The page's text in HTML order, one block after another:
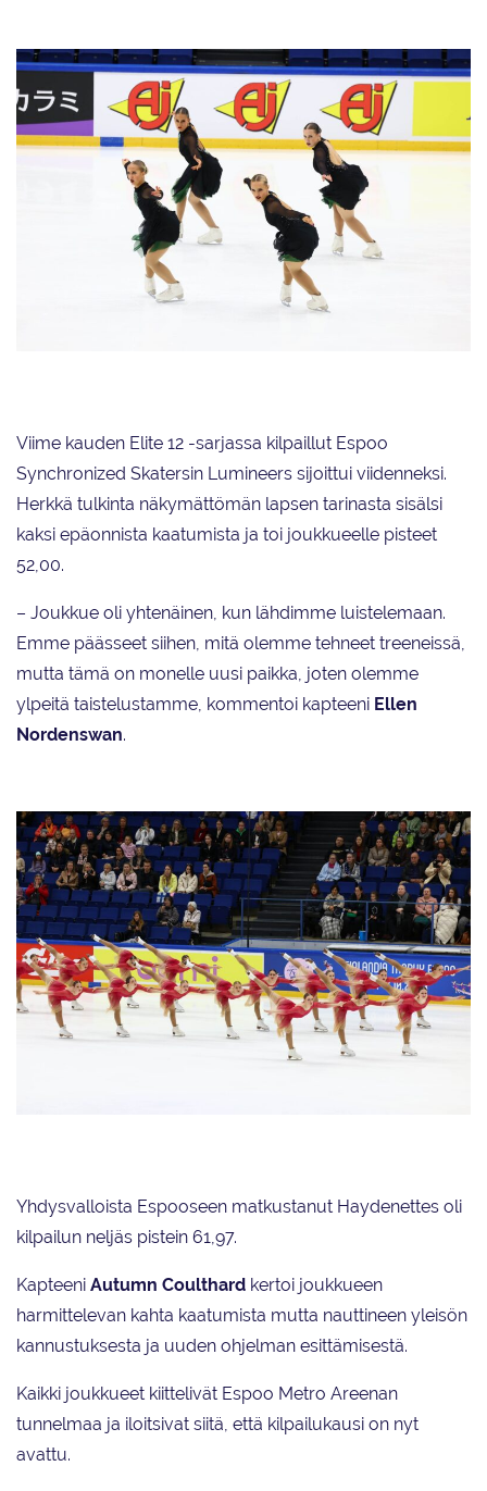
Viime kauden Elite 12 -sarjassa kilpaillut Espoo
Synchronized Skatersin Lumineers sijoittui viidenneksi.
Herkkä tulkinta näkymättömän lapsen tarinasta sisälsi
kaksi epäonnista kaatumista ja toi joukkueelle pisteet
52,00.
– Joukkue oli yhtenäinen, kun lähdimme luistelemaan.
Emme päässeet siihen, mitä olemme tehneet treeneissä,
mutta tämä on monelle uusi paikka, joten olemme
ylpeitä taistelustamme, kommentoi kapteeni Ellen
Nordenswan.
Yhdysvalloista Espooseen matkustanut Haydenettes oli
kilpailun neljäs pistein 61,97.
Kapteeni Autumn Coulthard kertoi joukkueen
harmittelevan kahta kaatumista mutta nauttineen yleisön
kannustuksesta ja uuden ohjelman esittämisestä.
Kaikki joukkueet kiittelivät Espoo Metro Areenan
tunnelmaa ja iloitsivat siitä, että kilpailukausi on nyt
avattu.